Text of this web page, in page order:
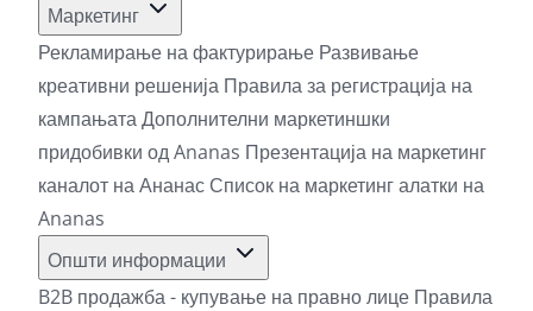
Маркетинг
Рекламирање на фактурирање Развивање
креативни решенија Правила за регистрација на
кампањатаДополнителни маркетиншки
придобивки од Ananas Презентација на маркетинг
каналот на АнанасСписок на маркетинг алатки на
Ananas
Општи информации
B2B продажба - купување на правно лице Правила